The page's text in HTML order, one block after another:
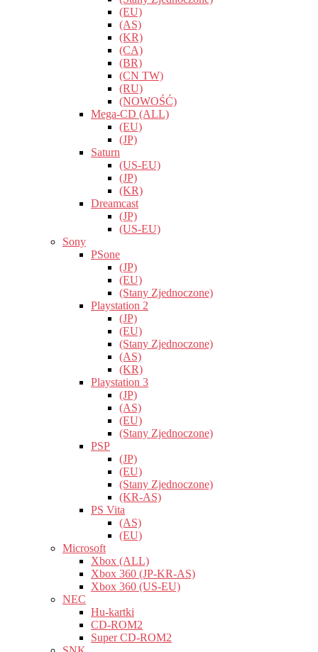
(EU)
(AS)
(KR)
(CA)
(BR)
(CN TW)
(RU)
(NOWOŚĆ)
Mega-CD (ALL)
(EU)
(JP)
Saturn
(US-EU)
(JP)
(KR)
Dreamcast
(JP)
(US-EU)
Sony
PSone
(JP)
(EU)
(Stany Zjednoczone)
Playstation 2
(JP)
(EU)
(Stany Zjednoczone)
(AS)
(KR)
Playstation 3
(JP)
(AS)
(EU)
(Stany Zjednoczone)
PSP
(JP)
(EU)
(Stany Zjednoczone)
(KR-AS)
PS Vita
(AS)
(EU)
Microsoft
Xbox (ALL)
Xbox 360 (JP-KR-AS)
Xbox 360 (US-EU)
NEC
Hu-kartki
CD-ROM2
Super CD-ROM2